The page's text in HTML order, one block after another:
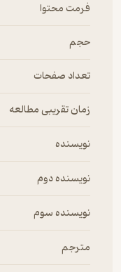
فرمت محتوا
حجم
تعداد صفحات
زمان تقریبی مطالعه
نویسنده
نویسنده دوم
نویسنده سوم
مترجم